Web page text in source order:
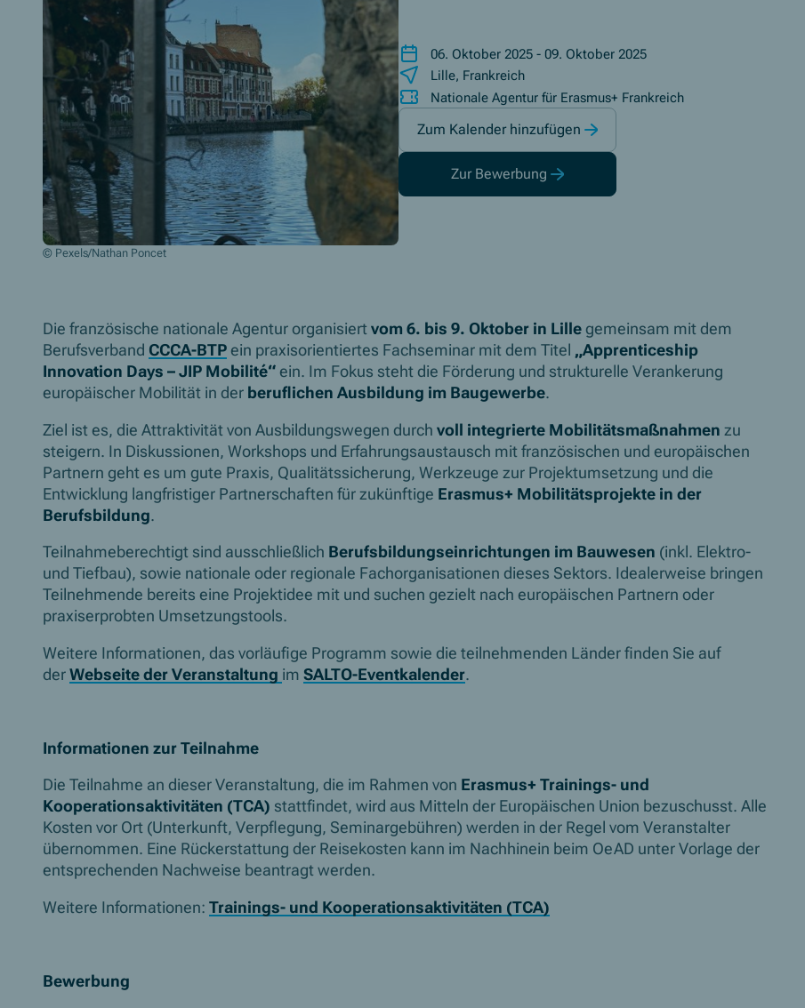
06. Oktober 2025 - 09. Oktober 2025
Lille, Frankreich
Nationale Agentur für Erasmus+ Frankreich
Zum Kalender hinzufügen
Zur Bewerbung(Öffnet in neuem Fenster)
© Pexels/Nathan Poncet
Die französische nationale Agentur organisiert vom 6. bis 9. Oktober in Lille gemeinsam mit dem
Berufsverband CCCA-BTP ein praxisorientiertes Fachseminar mit dem Titel „Apprenticeship
Innovation Days – JIP Mobilité“ ein. Im Fokus steht die Förderung und strukturelle Verankerung
europäischer Mobilität in der beruflichen Ausbildung im Baugewerbe.
Ziel ist es, die Attraktivität von Ausbildungswegen durch voll integrierte Mobilitätsmaßnahmen zu
steigern. In Diskussionen, Workshops und Erfahrungsaustausch mit französischen und europäischen
Partnern geht es um gute Praxis, Qualitätssicherung, Werkzeuge zur Projektumsetzung und die
Entwicklung langfristiger Partnerschaften für zukünftige Erasmus+ Mobilitätsprojekte in der
Berufsbildung.
Teilnahmeberechtigt sind ausschließlich Berufsbildungseinrichtungen im Bauwesen (inkl. Elektro-
und Tiefbau), sowie nationale oder regionale Fachorganisationen dieses Sektors. Idealerweise bringen
Teilnehmende bereits eine Projektidee mit und suchen gezielt nach europäischen Partnern oder
praxiserprobten Umsetzungstools.
Weitere Informationen, das vorläufige Programm sowie die teilnehmenden Länder finden Sie auf
der Webseite der Veranstaltung im SALTO-Eventkalender.
Informationen zur Teilnahme
Die Teilnahme an dieser Veranstaltung, die im Rahmen von Erasmus+ Trainings- und
Kooperationsaktivitäten (TCA) stattfindet, wird aus Mitteln der Europäischen Union bezuschusst. Alle
Kosten vor Ort (Unterkunft, Verpflegung, Seminargebühren) werden in der Regel vom Veranstalter
übernommen. Eine Rückerstattung der Reisekosten kann im Nachhinein beim OeAD unter Vorlage der
entsprechenden Nachweise beantragt werden.
Weitere Informationen: Trainings- und Kooperationsaktivitäten (TCA)
Bewerbung